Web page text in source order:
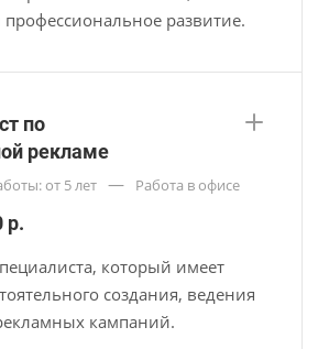
развитие.
по
рекламе
от 5 лет — Работа в офисе
р.
который имеет
создания, ведения
кампаний.